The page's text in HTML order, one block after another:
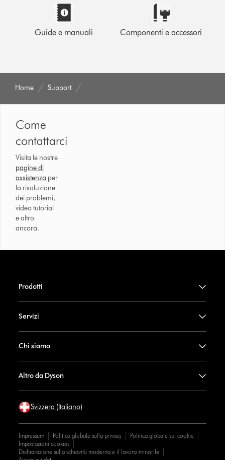
Guide e manuali Componenti e accessori
Home Support
Come
contattarci
Visita le nostre
pagine di
assistenza per
la risoluzione
dei problemi,
video tutorial
e altro
ancora.
Prodotti
Servizi
Chi siamo
Altro da Dyson
Svizzera (Italiano)
Impressum Politica globale sulla privacy
Politica globale sui cookie
Impostazioni cookies
Dichiarazione sulla schiavitù moderna e il lavoro minorile